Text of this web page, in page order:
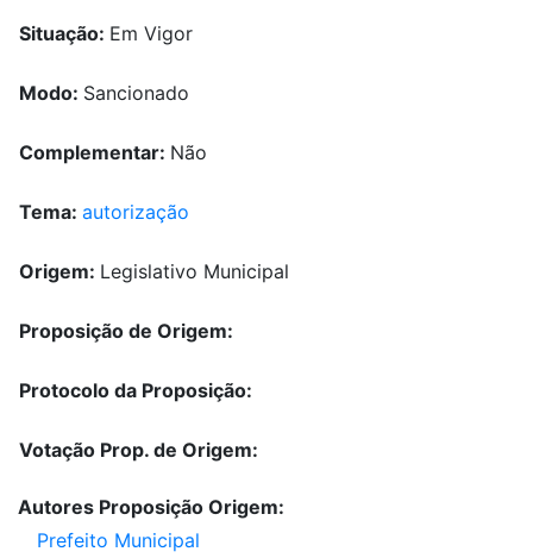
Situação: Em Vigor
Modo: Sancionado
Complementar: Não
Tema: autorização
Origem: Legislativo Municipal
Proposição de Origem:
Protocolo da Proposição:
Votação Prop. de Origem:
Autores Proposição Origem:
Prefeito Municipal